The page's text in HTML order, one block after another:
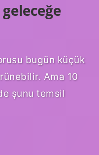
bugün küçük
Ama 10
şunu temsil